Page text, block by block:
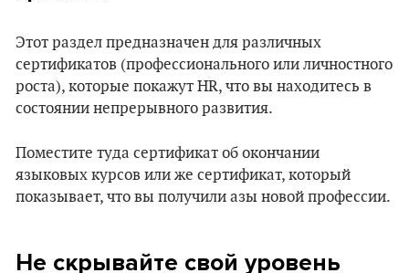
Этот раздел предназначен для различных
сертификатов (профессионального или личностного
роста), которые покажут HR, что вы находитесь в
состоянии непрерывного развития.
Поместите туда сертификат об окончании
языковых курсов или же сертификат, который
показывает, что вы получили азы новой профессии.
Не скрывайте свой уровень